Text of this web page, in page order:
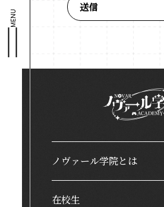
MENU
ノヴァール学院とは
在校生